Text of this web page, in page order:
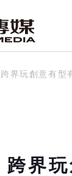
界玩創意有型
界